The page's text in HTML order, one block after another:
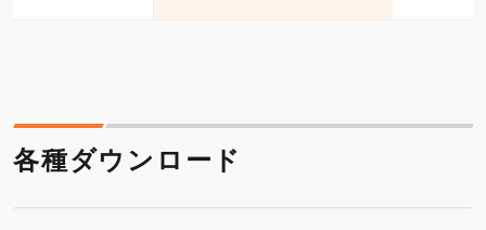
各種ダウンロード